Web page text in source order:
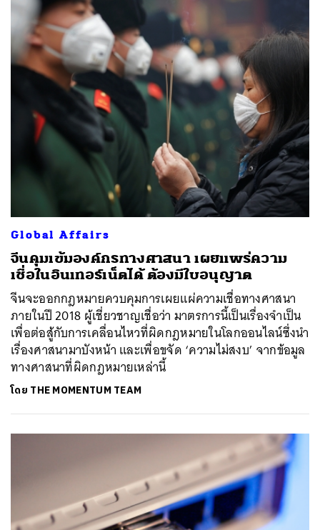
Global Affairs
จีนคุมเข้มองค์กรทางศาสนา เผยแพร่ความ
เชื่อในอินเทอร์เน็ตได้ ต้องมีใบอนุญาต
จีนจะออกกฎหมายควบคุมการเผยแผ่ความเชื่อทางศาสนา
ภายในปี 2018 ผู้เชี่ยวชาญเชื่อว่า มาตรการนี้เป็นเรื่องจำเป็น
เพื่อต่อสู้กับการเคลื่อนไหวที่ผิดกฎหมายในโลกออนไลน์ซึ่งนำ
เรื่องศาสนามาบังหน้า และเพื่อขจัด ‘ความไม่สงบ’ จากข้อมูล
ทางศาสนาที่ผิดกฎหมายเหล่านี้
โดย THE MOMENTUM TEAM